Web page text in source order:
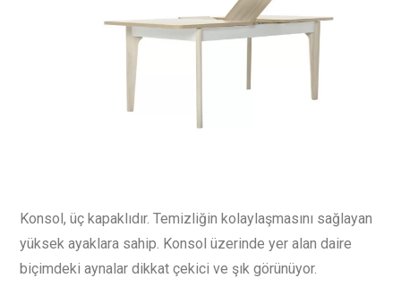
Konsol, üç kapaklıdır. Temizliğin kolaylaşmasını sağlayan
yüksek ayaklara sahip. Konsol üzerinde yer alan daire
biçimdeki aynalar dikkat çekici ve şık görünüyor.